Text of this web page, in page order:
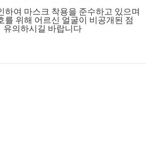
하여 마스크 착용을 준수하고 있으며
를 위해 어르신 얼굴이 비공개된 점
유의하시길 바랍니다